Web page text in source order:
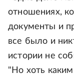
отношениях,
документы и
все было и
истории не
"Но хоть